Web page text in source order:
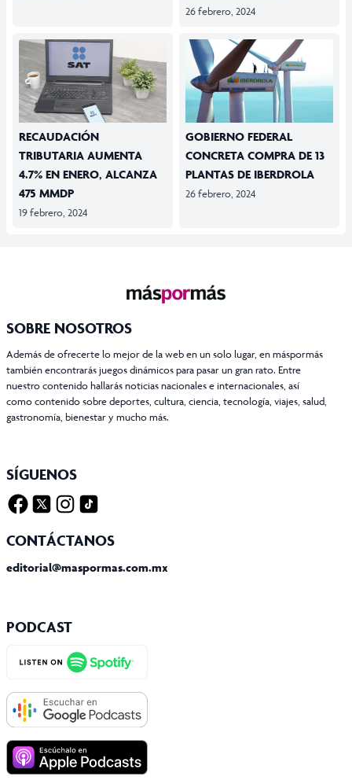
26 febrero, 2024
RECAUDACIÓN
TRIBUTARIA AUMENTA
4.7% EN ENERO, ALCANZA
475 MMDP
19 febrero, 2024
GOBIERNO FEDERAL
CONCRETA COMPRA DE 13
PLANTAS DE IBERDROLA
26 febrero, 2024
SOBRE NOSOTROS
Además de ofrecerte lo mejor de la web en un solo lugar, en máspormás
también encontrarás juegos dinámicos para pasar un gran rato. Entre
nuestro contenido hallarás noticias nacionales e internacionales, así
como contenido sobre deportes, cultura, ciencia, tecnología, viajes, salud,
gastronomía, bienestar y mucho más.
SÍGUENOS
CONTÁCTANOS
editorial@maspormas.com.mx
PODCAST